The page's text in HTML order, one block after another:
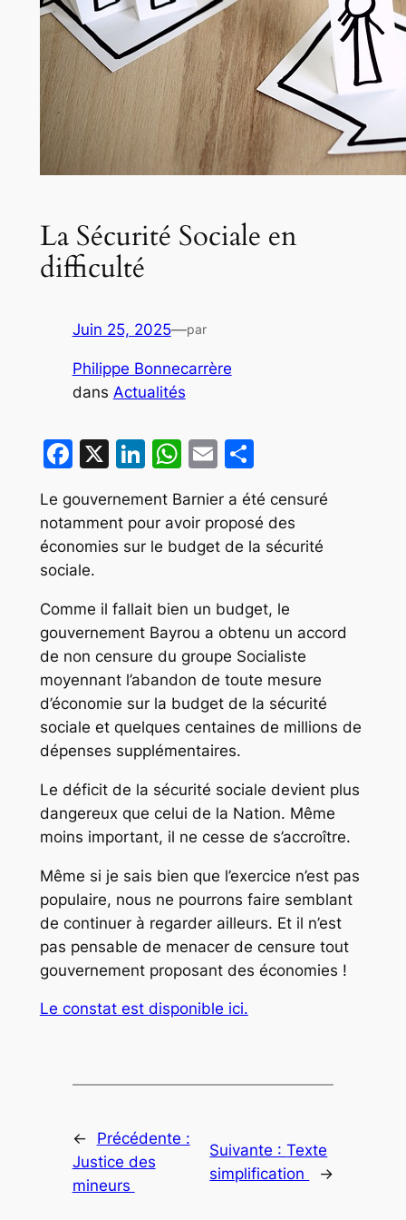
La Sécurité Sociale en
difficulté
Juin 25, 2025—par
Philippe Bonnecarrère
dans Actualités
Facebook
X LinkedIn
WhatsApp
EmailPartager
Le gouvernement Barnier a été censuré
notamment pour avoir proposé des
économies sur le budget de la sécurité
sociale.
Comme il fallait bien un budget, le
gouvernement Bayrou a obtenu un accord
de non censure du groupe Socialiste
moyennant l’abandon de toute mesure
d’économie sur la budget de la sécurité
sociale et quelques centaines de millions de
dépenses supplémentaires.
Le déficit de la sécurité sociale devient plus
dangereux que celui de la Nation. Même
moins important, il ne cesse de s’accroître.
Même si je sais bien que l’exercice n’est pas
populaire, nous ne pourrons faire semblant
de continuer à regarder ailleurs. Et il n’est
pas pensable de menacer de censure tout
gouvernement proposant des économies !
Le constat est disponible ici.
←
Précédente :
Justice des
mineurs
Suivante :Texte
simplification
→